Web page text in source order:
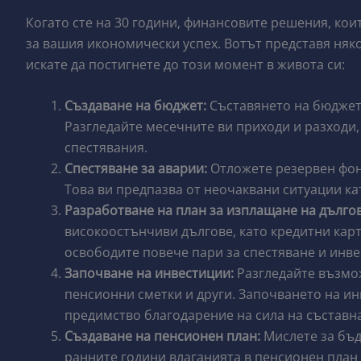
Когато сте на 30 години, финансовите решения,
за вашия икономически успех. Вотът представя
искате да постигнете до този момент в живота си:
Създаване на бюджет: Съставянето на
Разгледайте месечните ви приходи и
спестявания.
Спестяване за аварии: Отложете резервен
Това ви предпазва от неочаквани ситуации
Разработване на план за изплащане на
високоостънчиви дългове, като кредитни
освободите повече пари за спестяване и
Започване на инвестиции: Разгледайте
пенсионни сметки и други. Започването на
предимство благодарение на сила на
Създаване на пенсионен план: Мислете за
ранните години влаганията в пенсионен